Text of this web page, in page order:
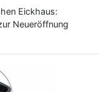
Eickhaus:
Neueröffnung